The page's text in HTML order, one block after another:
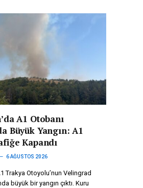
A1 Otobanı
Büyük Yangın: A1
Kapandı
6 AĞUSTOS 2026
Trakya Otoyolu’nun Velingrad
büyük bir yangın çıktı. Kuru